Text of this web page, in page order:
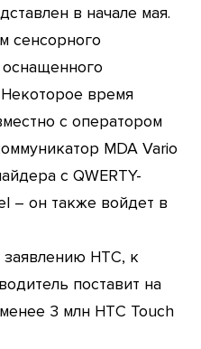
в начале мая.
сенсорного
оснащенного
время
с оператором
MDA Vario
с QWERTY-
– он также войдет в
HTC, к
поставит на
3 млн HTC Touch